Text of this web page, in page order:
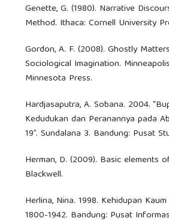
Genette, G. (1980). Narrative
Method. Ithaca: Cornell University
Gordon, A. F. (2008). Ghostly
Sociological Imagination.
Minnesota Press.
Hardjasaputra, A. Sobana. 2004.
Kedudukan dan Peranannya pada
19”. Sundalana 3. Bandung: Pusat
Herman, D. (2009). Basic elements
Blackwell.
Herlina, Nina. 1998. Kehidupan
1800-1942. Bandung: Pusat